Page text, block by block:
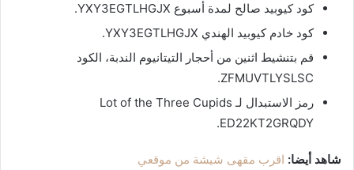
كود كيوبيد صالح لمدة أسبوع YXY3EGTLHGJX.
كود خادم كيوبيد الهندي YXY3EGTLHGJX.
قم بتنشيط اثنين من أحجار التيتانيوم الندبة، الكود
ZFMUVTLYSLSC.
رمز الاستبدال لـ Lot of the Three Cupids
ED22KT2GRQDY.
شاهد أيضا: اقرب مقهى شيشة من موقعي